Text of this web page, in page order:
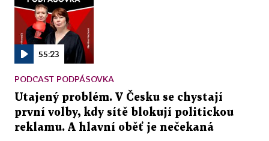
55:23
PODCAST PODPÁSOVKA
Utajený problém. V Česku se chystají
první volby, kdy sítě blokují politickou
reklamu. A hlavní oběť je nečekaná